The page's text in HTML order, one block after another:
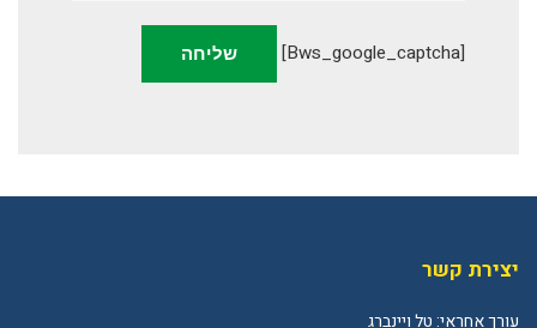
[bws_google_captcha]
יצירת קשר
עורך אחראי: טל ויינברג